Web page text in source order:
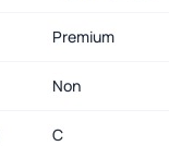
Premium
Non
C